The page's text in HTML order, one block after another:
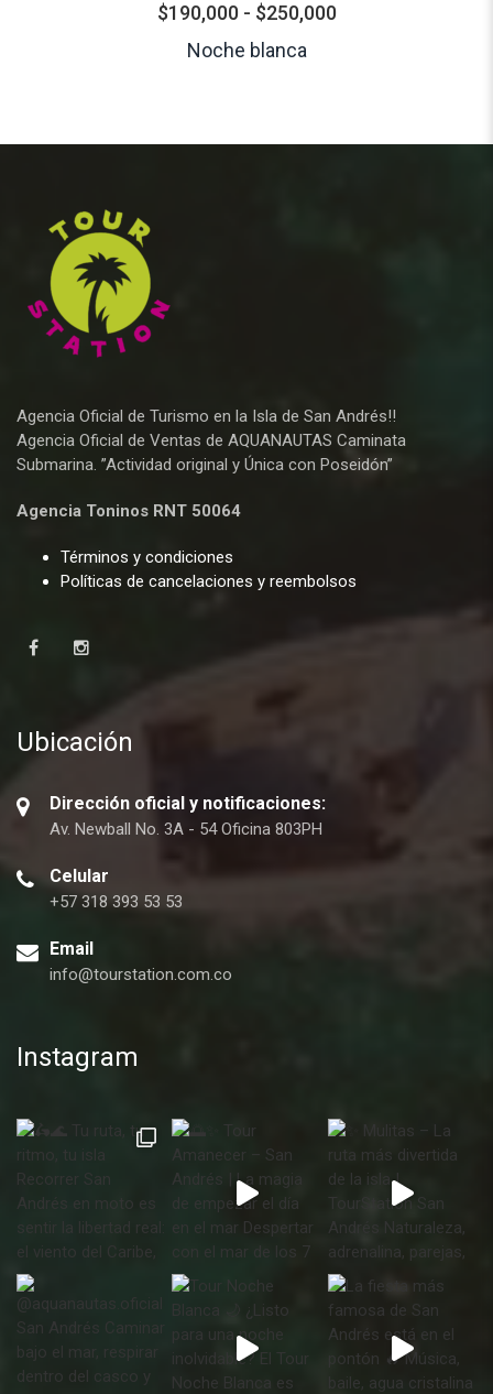
$190,000 - $250,000
Noche blanca
Agencia Oficial de Turismo en la Isla de San Andrés!!
Agencia Oficial de Ventas de AQUANAUTAS Caminata
Submarina. ”Actividad original y Única con Poseidón”
Agencia Toninos RNT 50064
Términos y condiciones
Políticas de cancelaciones y reembolsos
Ubicación
Dirección oficial y notificaciones:
Av. Newball No. 3A - 54 Oficina 803PH
Celular
+57 318 393 53 53
Email
info@tourstation.com.co
Instagram